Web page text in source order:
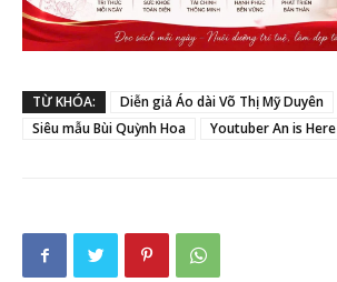
TỪ KHÓA:
Diễn giả Áo dài Võ Thị Mỹ Duyên
Siêu mẫu Bùi Quỳnh Hoa
Youtuber An is Here